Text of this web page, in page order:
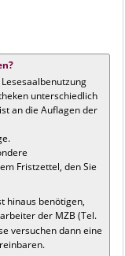
unterschiedlich
an die Auflagen der
Fristzettel, den Sie
hinaus benötigen,
der MZB (Tel.
versuchen dann eine